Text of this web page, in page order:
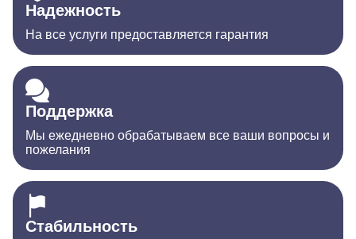
Надежность
На все услуги предоставляется гарантия
Поддержка
Мы ежедневно обрабатываем все ваши вопросы и
пожелания
Стабильность